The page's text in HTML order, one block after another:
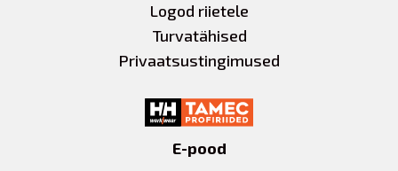
Logod riietele
Turvatähised
Privaatsustingimused
E-pood